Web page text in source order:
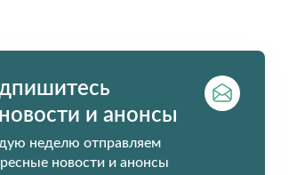
и анонсы
неделю отправляем
новости и анонсы